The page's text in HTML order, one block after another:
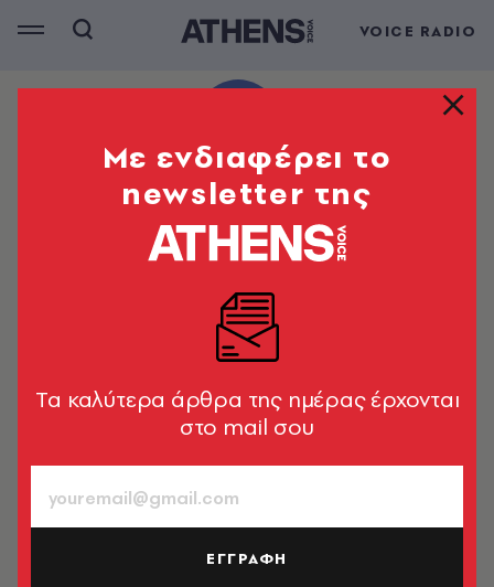
VOICE RADIO
Mε ενδιαφέρει το
newsletter της
Tα καλύτερα άρθρα της ημέρας έρχονται
στο mail σου
ΕΓΓΡΑΦΗ